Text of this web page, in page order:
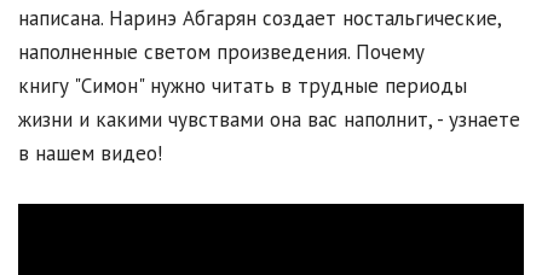
написана. Наринэ Абгарян создает ностальгические,
наполненные светом произведения. Почему
книгу "Симон" нужно читать в трудные периоды
жизни и какими чувствами она вас наполнит, - узнаете
в нашем видео!